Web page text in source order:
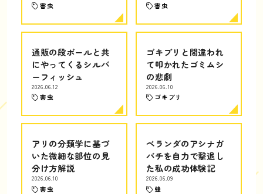
害虫 害虫
通販の段ボールと共
にやってくるシルバ
ーフィッシュ
2026.06.12
害虫
ゴキブリと間違われ
て叩かれたゴミムシ
の悲劇
2026.06.10
ゴキブリ
アリの分類学に基づ
いた微細な部位の見
分け方解説
2026.06.10
害虫
ベランダのアシナガ
バチを自力で撃退し
た私の成功体験記
2026.06.09
蜂